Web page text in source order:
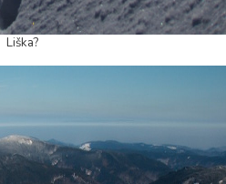
Liška?